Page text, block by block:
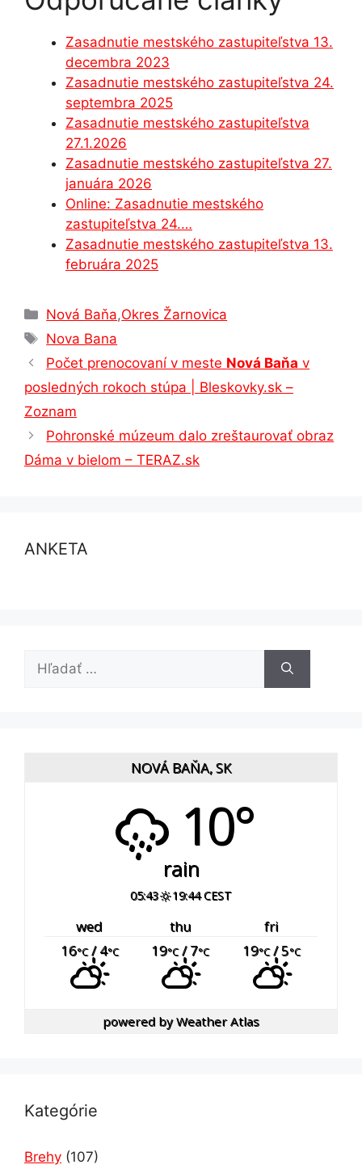
e
b
o
o
k
e
n
g
er
s
A
p
p
dI
n
a
m
Zasadnutie mestského zastupiteľstva 13.
decembra 2023
Zasadnutie mestského zastupiteľstva 24.
septembra 2025
Zasadnutie mestského zastupiteľstva
27.1.2026
Zasadnutie mestského zastupiteľstva 27.
januára 2026
Online: Zasadnutie mestského
zastupiteľstva 24.…
Zasadnutie mestského zastupiteľstva 13.
februára 2025
Kategórie
Nová Baňa,Okres Žarnovica
Značky
Nova Bana
Počet prenocovaní v meste Nová Baňa v
posledných rokoch stúpa | Bleskovky.sk –
Zoznam
Pohronské múzeum dalo zreštaurovať obraz
Dáma v bielom – TERAZ.sk
ANKETA
NOVÁ BAŇA, SK
10°
rain
05:43 19:44 CEST
wed thu
fri
16°C/ 4°C 19°C/ 7°C 19°C/ 5°C
powered byWeather Atlas
Kategórie
Brehy (107)